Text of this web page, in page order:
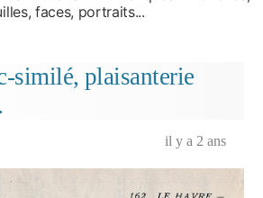
faces, portraits...
similé, plaisanterie
il y a 2 ans